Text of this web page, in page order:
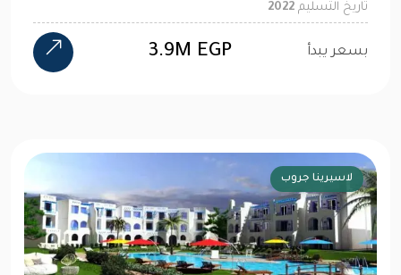
تاريخ التسليم 2022
بسعر يبدأ 3.9M EGP
لاسيرينا جروب